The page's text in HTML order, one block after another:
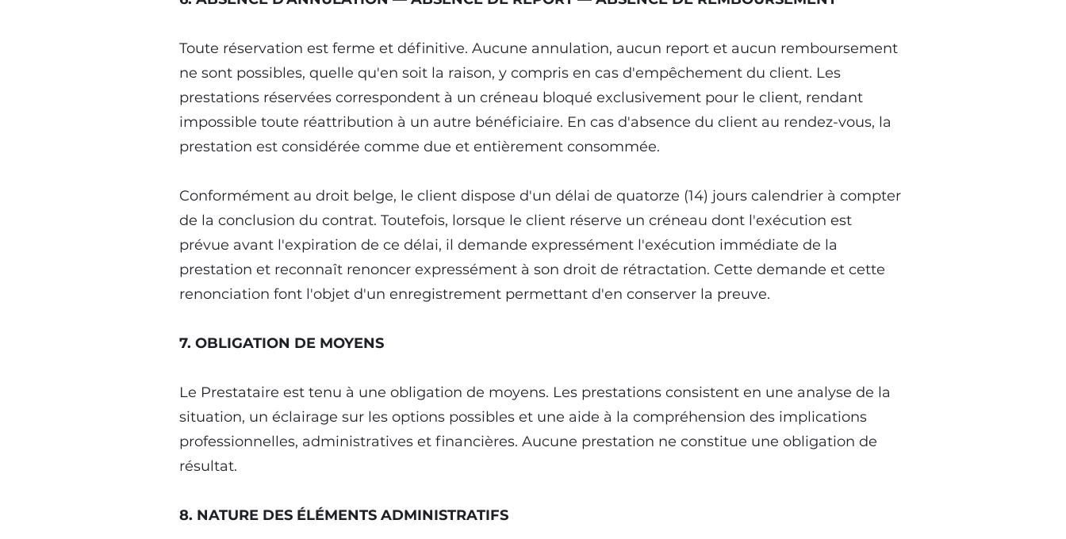
Toute réservation est ferme et définitive. Aucune annulation, aucun report et aucun remboursement
ne sont possibles, quelle qu'en soit la raison, y compris en cas d'empêchement du client. Les
prestations réservées correspondent à un créneau bloqué exclusivement pour le client, rendant
impossible toute réattribution à un autre bénéficiaire. En cas d'absence du client au rendez-vous, la
prestation est considérée comme due et entièrement consommée.
Conformément au droit belge, le client dispose d'un délai de quatorze (14) jours calendrier à compter
de la conclusion du contrat. Toutefois, lorsque le client réserve un créneau dont l'exécution est
prévue avant l'expiration de ce délai, il demande expressément l'exécution immédiate de la
prestation et reconnaît renoncer expressément à son droit de rétractation. Cette demande et cette
renonciation font l'objet d'un enregistrement permettant d'en conserver la preuve.
7. OBLIGATION DE MOYENS
Le Prestataire est tenu à une obligation de moyens. Les prestations consistent en une analyse de la
situation, un éclairage sur les options possibles et une aide à la compréhension des implications
professionnelles, administratives et financières. Aucune prestation ne constitue une obligation de
résultat.
8. NATURE DES ÉLÉMENTS ADMINISTRATIFS